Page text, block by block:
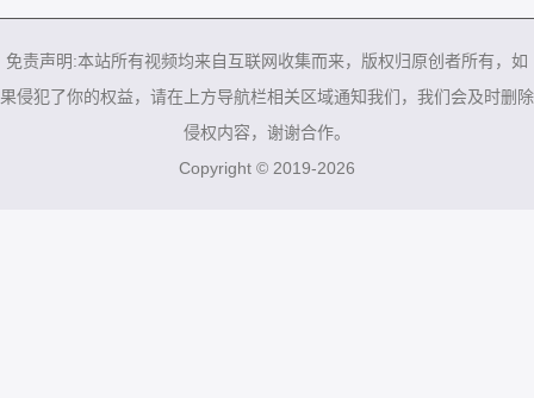
免责声明:本站所有视频均来自互联网收集而来，版权归原创者所有，如
果侵犯了你的权益，请在上方导航栏相关区域通知我们，我们会及时删除
侵权内容，谢谢合作。
Copyright © 2019-2026